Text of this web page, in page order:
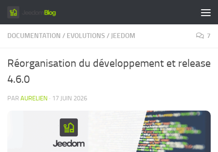
Skip to content
DOCUMENTATION / EVOLUTIONS / JEEDOM 7
Réorganisation du développement et release
4.6.0
PAR AURELIEN · 17 JUIN 2026